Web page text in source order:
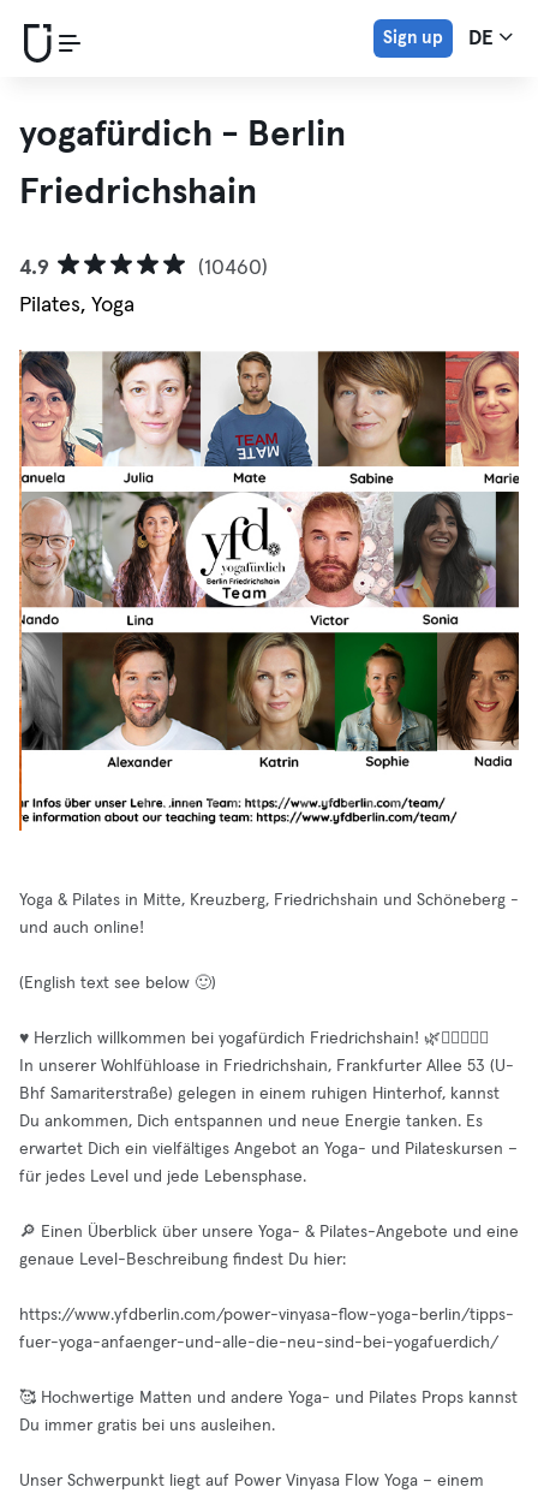
Sign up DE
yogafürdich - Berlin
Friedrichshain
4.9
(10460)
Pilates, Yoga
Yoga & Pilates in Mitte, Kreuzberg, Friedrichshain und Schöneberg -
und auch online!
(English text see below 🙂)
♥️ Herzlich willkommen bei yogafürdich Friedrichshain! 🌿🧘‍♀️🧘‍♂️✨
In unserer Wohlfühloase in Friedrichshain, Frankfurter Allee 53 (U-
Bhf Samariterstraße) gelegen in einem ruhigen Hinterhof, kannst
Du ankommen, Dich entspannen und neue Energie tanken. Es
erwartet Dich ein vielfältiges Angebot an Yoga- und Pilateskursen –
für jedes Level und jede Lebensphase.
🔎 Einen Überblick über unsere Yoga- & Pilates-Angebote und eine
genaue Level-Beschreibung findest Du hier:
https://www.yfdberlin.com/power-vinyasa-flow-yoga-berlin/tipps-
fuer-yoga-anfaenger-und-alle-die-neu-sind-bei-yogafuerdich/
🥰 Hochwertige Matten und andere Yoga- und Pilates Props kannst
Du immer gratis bei uns ausleihen.
Unser Schwerpunkt liegt auf Power Vinyasa Flow Yoga – einem